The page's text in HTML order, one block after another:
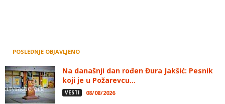
POSLEDNJE OBJAVLJENO
Na današnji dan rođen Đura Jakšić: Pesnik
koji je u Požarevcu...
VESTI 08/08/2026